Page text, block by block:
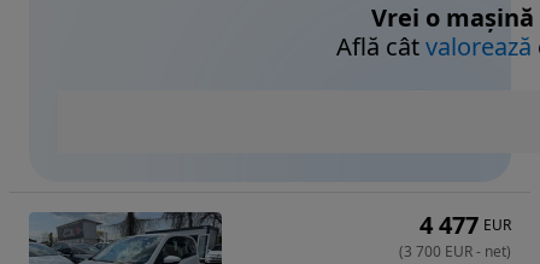
Vrei o mașină
Află câtvalorează
4 477 EUR
(3 700 EUR- net)